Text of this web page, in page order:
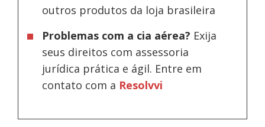
outros produtos da loja brasileira
Problemas com a cia aérea? Exija
seus direitos com assessoria
jurídica prática e ágil. Entre em
contato com a Resolvvi